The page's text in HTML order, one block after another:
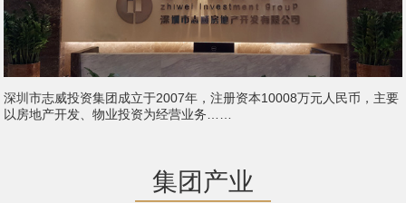
深圳市志威投资集团成立于2007年，注册资本10008万元人民币，主要
以房地产开发、物业投资为经营业务……
集团产业